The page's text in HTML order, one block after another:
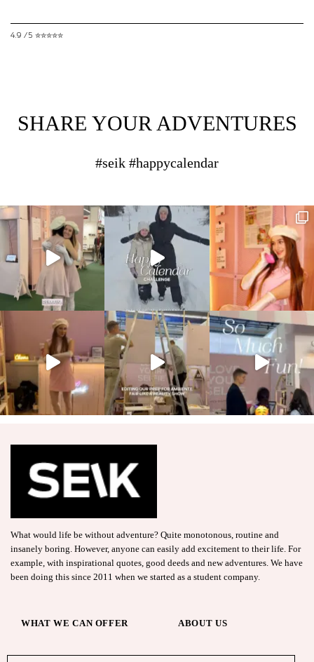
4.9 / 5 ✮✮✮✮✮
SHARE YOUR ADVENTURES
#seik #happycalendar
What would life be without adventure? Quite monotonous, routine and
insanely boring. However, anyone can easily add excitement to their life. For
example, with inspirational quotes, good deeds and new adventures. We have
been doing this since 2011 when we started as a student company.
WHAT WE CAN OFFER ABOUT US